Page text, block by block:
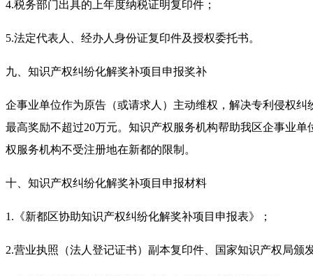
4.税务部门出具的上年度纳税证明复印件；
5.法定代表人、经办人身份证复印件及授权委托书。
九、知识产权纠纷化解奖补项目申报奖补
企事业单位作为原告（或请求人）主动维权，解决专利侵权
最高奖励不超过20万元。知识产权服务机构帮助我区企事业
权服务机构不受注册地在新都的限制。
十、 知识产权纠纷化解奖补项目申报材料
1.《新都区协助知识产权纠纷化解奖补项目申报表》；
2.营业执照（法人登记证书）副本复印件、国家知识产权局颁